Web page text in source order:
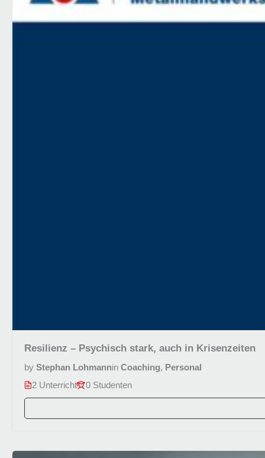
Resilienz – Psychisch stark, auch in Krisenzeiten
by Stephan Lohmannin Coaching, Personal
2 Unterricht
0 Studenten